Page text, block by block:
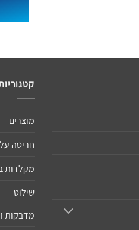
מוצרים
חריטה
מקלדות
שילוט
מדבקות